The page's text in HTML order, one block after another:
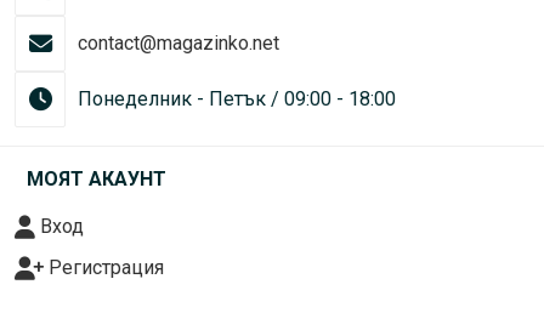
contact@magazinko.net
Понеделник - Петък / 09:00 - 18:00
МОЯТ АКАУНТ
Вход
Регистрация